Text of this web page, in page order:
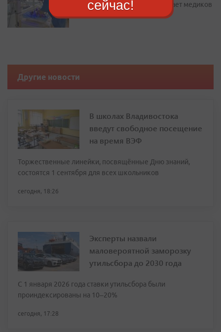
жилье: как Находка привлекает медиков
Другие новости
В школах Владивостока
введут свободное посещение
на время ВЭФ
Торжественные линейки, посвящённые Дню знаний,
состоятся 1 сентября для всех школьников
сегодня, 18:26
Эксперты назвали
маловероятной заморозку
утильсбора до 2030 года
С 1 января 2026 года ставки утильсбора были
проиндексированы на 10–20%
сегодня, 17:28
сейчас!